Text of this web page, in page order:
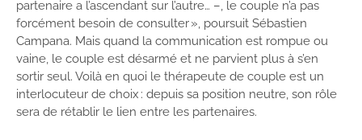
partenaire a l’ascendant sur l’autre… –, le couple n’a pas
forcément besoin de consulter », poursuit Sébastien
Campana. Mais quand la communication est rompue ou
vaine, le couple est désarmé et ne parvient plus à s’en
sortir seul. Voilà en quoi le thérapeute de couple est un
interlocuteur de choix : depuis sa position neutre, son rôle
sera de rétablir le lien entre les partenaires.